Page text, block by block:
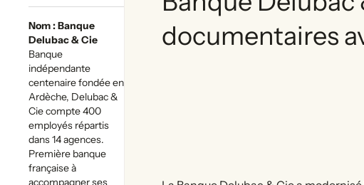
Nom : Banque
Delubac & Cie
Banque
indépendante
centenaire fondée en
Ardèche, Delubac &
Cie compte 400
employés répartis
dans 14 agences.
Première banque
française à
accompagner ses
documentaires